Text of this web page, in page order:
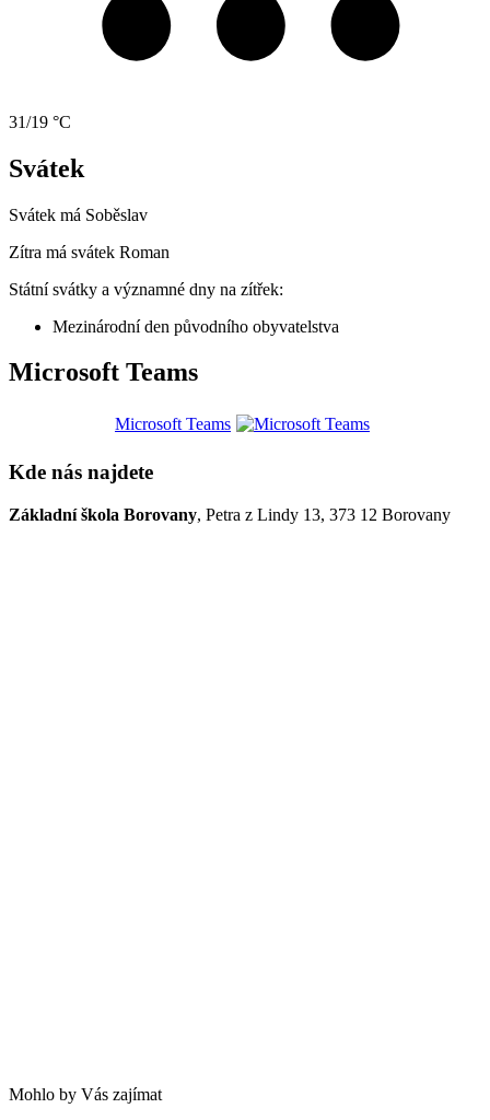
31/19 °C
Svátek
Svátek má Soběslav
Zítra má svátek Roman
Státní svátky a významné dny na zítřek:
Mezinárodní den původního obyvatelstva
Microsoft Teams
Microsoft Teams
Kde nás najdete
Základní škola Borovany, Petra z Lindy 13, 373 12 Borovany
Mohlo by Vás zajímat